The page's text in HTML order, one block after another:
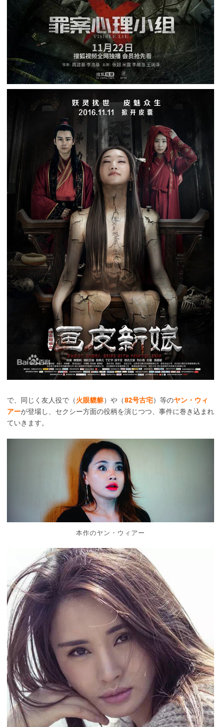
で、同じく友人役で（火眼貔貅）や（82号古宅）等のヤン・ウィ
アーが登場し、セクシー方面の役柄を演じつつ、事件に巻き込まれ
ていきます。
本作のヤン・ウィアー